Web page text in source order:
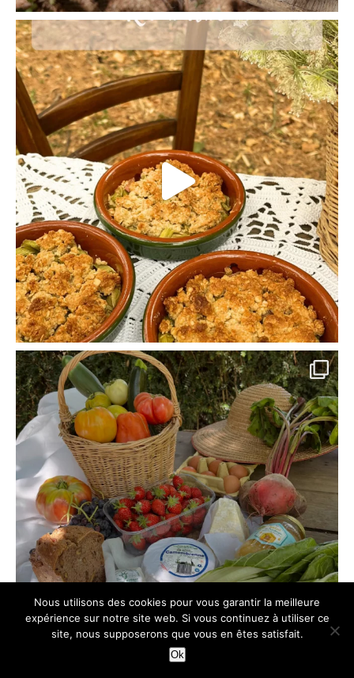
Nous utilisons des cookies pour vous garantir la meilleure
expérience sur notre site web. Si vous continuez à utiliser ce
site, nous supposerons que vous en êtes satisfait.
Ok